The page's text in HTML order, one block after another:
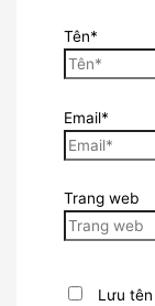
Tên*
Email*
Trang web
Lưu